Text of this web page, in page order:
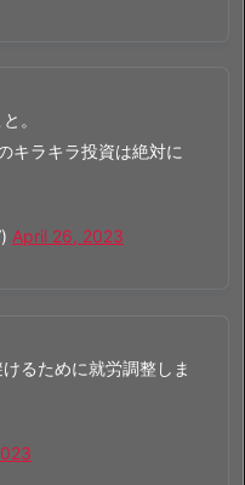
。
キラキラ投資は絶対に
April 26, 2023
るために就労調整しま